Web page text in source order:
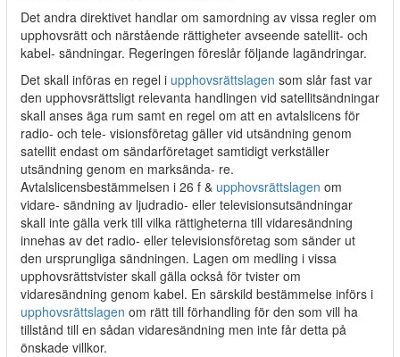
Det andra direktivet handlar om samordning av vissa regler om
upphovsrätt och närstående rättigheter avseende satellit- och
kabel- sändningar. Regeringen föreslår följande lagändringar.
Det skall införas en regel i upphovsrättslagen som slår fast var
den upphovsrättsligt relevanta handlingen vid satellitsändningar
skall anses äga rum samt en regel om att en avtalslicens för
radio- och tele- visionsföretag gäller vid utsändning genom
satellit endast om sändarföretaget samtidigt verkställer
utsändning genom en marksända- re.
Avtalslicensbestämmelsen i 26 f & upphovsrättslagen om
vidare- sändning av ljudradio- eller televisionsutsändningar
skall inte gälla verk till vilka rättigheterna till vidaresändning
innehas av det radio- eller televisionsföretag som sänder ut
den ursprungliga sändningen. Lagen om medling i vissa
upphovsrättstvister skall gälla också för tvister om
vidaresändning genom kabel. En särskild bestämmelse införs i
upphovsrättslagen om rätt till förhandling för den som vill ha
tillstånd till en sådan vidaresändning men inte får detta på
önskade villkor.